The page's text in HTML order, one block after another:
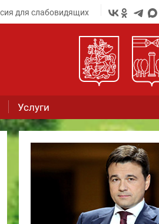
для слабовидящих
Услуги